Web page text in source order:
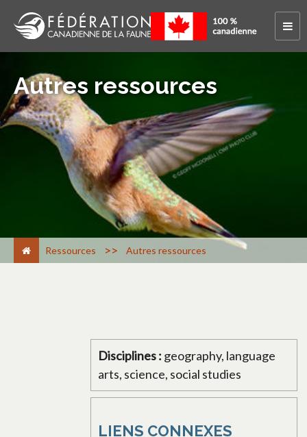
Autres ressources
Ressources > Autres ressources
Disciplines : geography, language
arts, science, social studies
LIENS CONNEXES